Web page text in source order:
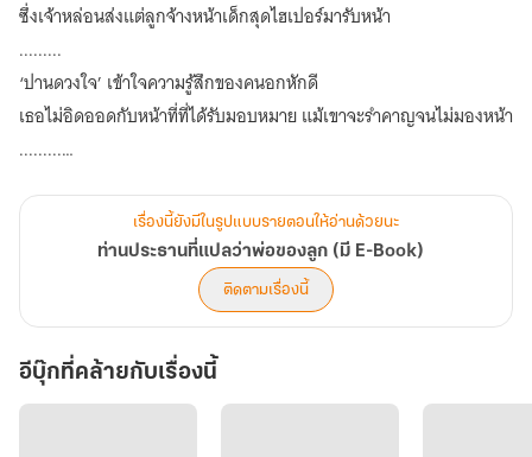
ซึ่งเจ้าหล่อนส่งแต่ลูกจ้างหน้าเด็กสุดไฮเปอร์มารับหน้า
.........
‘ปานดวงใจ’ เข้าใจความรู้สึกของคนอกหักดี
เธอไม่อิดออดกับหน้าที่ที่ได้รับมอบหมาย แม้เขาจะรำคาญจนไม่มองหน้า
.........
เสน่ห์
รับคำท้าลงเล่นเกมกับหนุ่มเจ้าเล่ห์
หวังปลุกเสือซอมบี้ให้มีชีวิตชีวา แต่ก็พลาดไปปลุกอสูรร้ายในร่างเขาให้
ผงาดคืนชีพ
หารู้ไม่ว่า...เกมสุดเร้าใจคืนนั้น
ได้กลายเป็น ‘ลูกเสือฟันหลอ’ สองตัวน้อยๆ ที่หน้าเหมือนบิดาของเขา
เรื่องนี้ยังมีในรูปแบบรายตอนให้อ่านด้วยนะ
ท่านประธานที่แปลว่าพ่อของลูก (มี E-Book)
ติดตามเรื่องนี้
อีบุ๊กที่คล้ายกับเรื่องนี้